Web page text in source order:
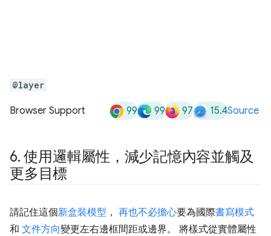
@layer
Browser Support 99 99 97 15.4Source
6. 使用邏輯屬性，減少記憶內容並觸及
更多目標
請記住這個新盒裝模型 ， 再也不必擔心要為國際書寫模式
和 文件方向變更左右邊框間距或邊界。 將樣式從實體屬性